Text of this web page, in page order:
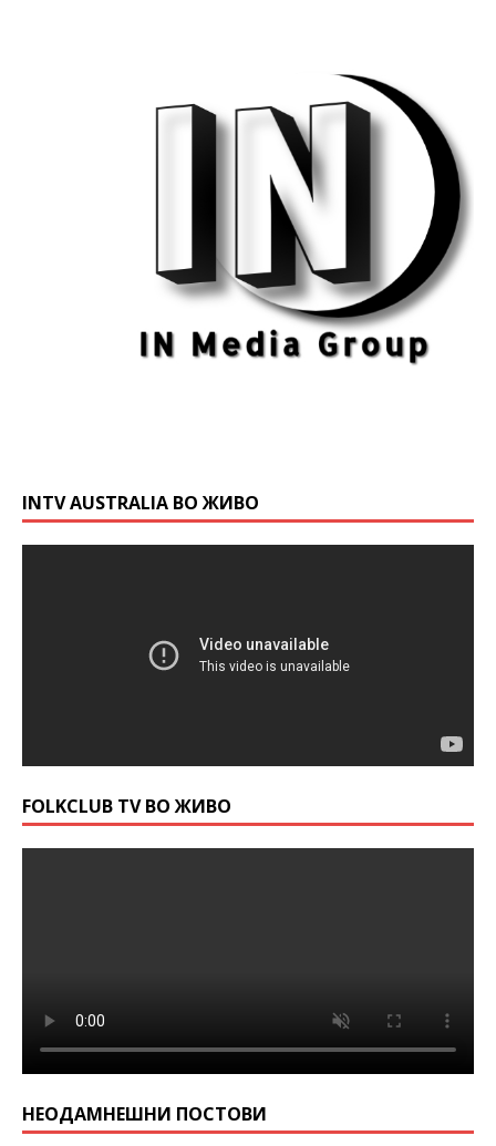
INTV AUSTRALIA ВО ЖИВО
FOLKCLUB TV ВО ЖИВО
НЕОДАМНЕШНИ ПОСТОВИ